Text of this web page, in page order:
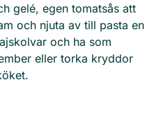
gelé, egen tomatsås att
och njuta av till pasta en
och ha som
eller torka kryddor